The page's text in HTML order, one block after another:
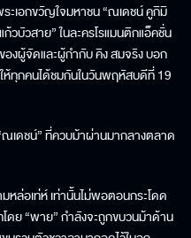
เอกขวัญใจมหาชน “ณเดชน์ คูกิมิ
วบัวสาย” ในละครโรแมนติกแอ็คชั่น
องผู้จัดและผู้กำกับ คิง สมจริง บอก
ห้ทุกคนได้ชมกันในวันพฤหัสบดีที่ 19
ณเดชน์” ที่ควบม้าผ่านมากลางตลาด
หล่อเท่ห์ เท่านั้นไม่พอตอนกระโดด
ดย “พาย” กำลังจะถูกขบวนม้าด้าน